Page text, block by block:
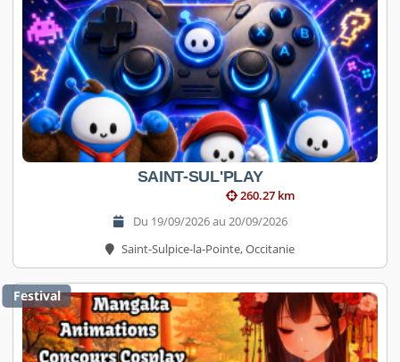
SAINT-SUL'PLAY
260.27 km
Du 19/09/2026 au 20/09/2026
Saint-Sulpice-la-Pointe, Occitanie
Festival